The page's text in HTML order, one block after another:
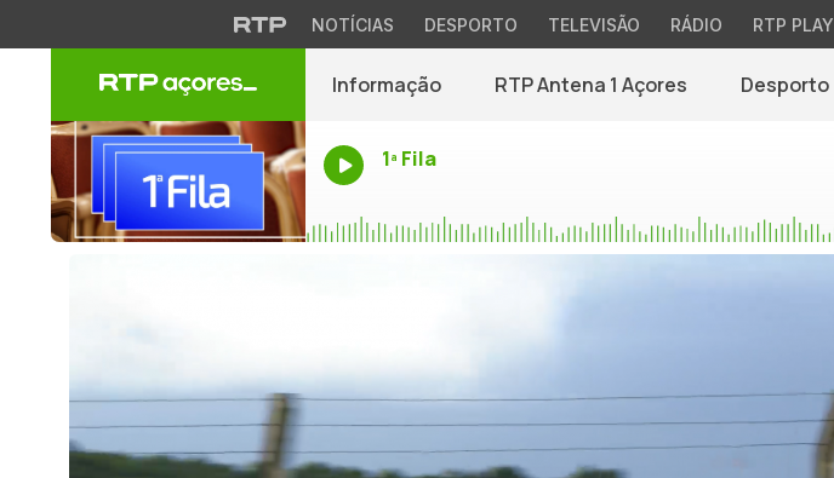
NOTÍCIAS DESPORTO TELEVISÃO RÁDIO RTP PLAY
Informação RTP Antena 1 Açores Desporto
1ª Fila